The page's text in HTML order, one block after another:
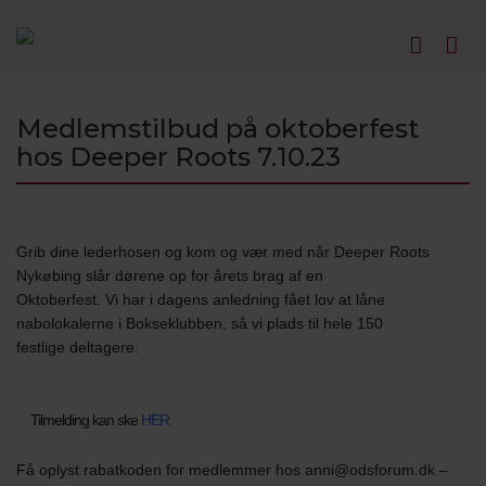
Medlemstilbud på oktoberfest
hos Deeper Roots 7.10.23
Grib dine lederhosen og kom og vær med når Deeper Roots
Nykøbing slår dørene op for årets brag af en
Oktoberfest. Vi har i dagens anledning fået lov at låne
nabolokalerne i Bokseklubben, så vi plads til hele 150
festlige deltagere.
Tilmelding kan ske HER
Få oplyst rabatkoden for medlemmer hos anni@odsforum.dk –